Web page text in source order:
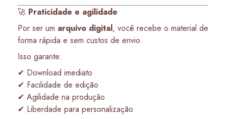
🚀 Praticidade e agilidade
Por ser um arquivo digital, você recebe o material de
forma rápida e sem custos de envio.
Isso garante:
✔ Download imediato
✔ Facilidade de edição
✔ Agilidade na produção
✔ Liberdade para personalização